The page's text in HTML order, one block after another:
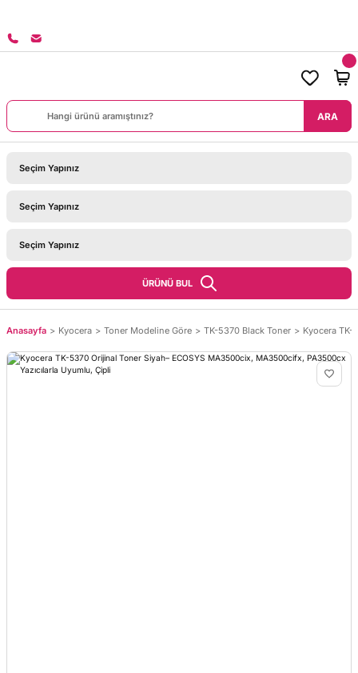
ARA
ÜRÜNÜ BUL
Anasayfa Kyocera Toner Modeline Göre TK-5370 Black Toner Kyocera TK-